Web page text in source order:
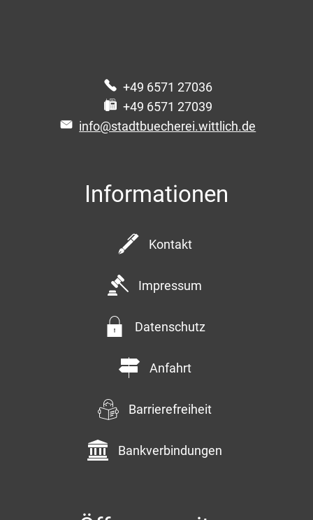
+49 6571 27036
+49 6571 27039
info@stadtbuecherei.wittlich.de
Informationen
Kontakt
Impressum
Datenschutz
Anfahrt
Barrierefreiheit
Bankverbindungen